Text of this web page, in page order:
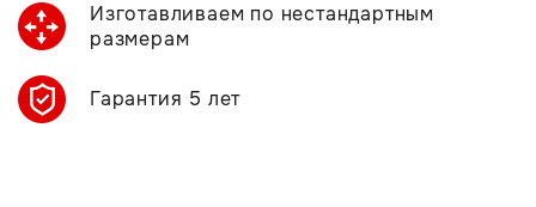
Изготавливаем по нестандартным
размерам
Гарантия 5 лет